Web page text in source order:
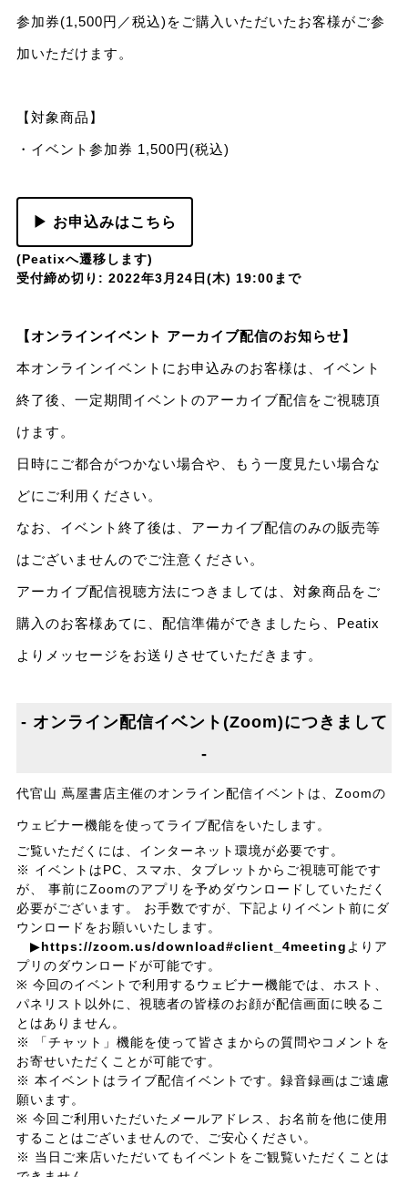
参加券(1,500円／税込)をご購入いただいたお客様がご参
加いただけます。
【対象商品】
・イベント参加券 1,500円(税込)
▶ お申込みはこちら
(Peatixへ遷移します)
受付締め切り: 2022年3月24日(木) 19:00まで
【オンラインイベント アーカイブ配信のお知らせ】
本オンラインイベントにお申込みのお客様は、イベント
終了後、一定期間イベントのアーカイブ配信をご視聴頂
けます。
日時にご都合がつかない場合や、もう一度見たい場合な
どにご利用ください。
なお、イベント終了後は、アーカイブ配信のみの販売等
はございませんのでご注意ください。
アーカイブ配信視聴方法につきましては、対象商品をご
購入のお客様あてに、配信準備ができましたら、Peatix
よりメッセージをお送りさせていただきます。
- オンライン配信イベント(Zoom)につきまして
-
代官山 蔦屋書店主催のオンライン配信イベントは、Zoomの
ウェビナー機能を使ってライブ配信をいたします。
ご覧いただくには、インターネット環境が必要です。
※ イベントはPC、スマホ、タブレットからご視聴可能です
が、 事前にZoomのアプリを予めダウンロードしていただく
必要がございます。 お手数ですが、下記よりイベント前にダ
ウンロードをお願いいたします。
▶https://zoom.us/download#client_4meetingよりア
プリのダウンロードが可能です。
※ 今回のイベントで利用するウェビナー機能では、ホスト、
パネリスト以外に、視聴者の皆様のお顔が配信画面に映るこ
とはありません。
※ 「チャット」機能を使って皆さまからの質問やコメントを
お寄せいただくことが可能です。
※ 本イベントはライブ配信イベントです。録音録画はご遠慮
願います。
※ 今回ご利用いただいたメールアドレス、お名前を他に使用
することはございませんので、ご安心ください。
※ 当日ご来店いただいてもイベントをご観覧いただくことは